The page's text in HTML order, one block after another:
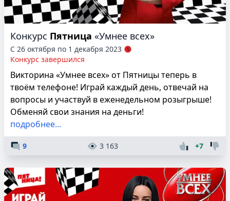
Конкурс Пятница «Умнее всех»
С 26 октября по 1 декабря 2023
Конкурс завершился
Викторина «Умнее всех» от Пятницы теперь в
твоём телефоне! Играй каждый день, отвечай на
вопросы и участвуй в еженедельном розыгрыше!
Обменяй свои знания на деньги!
подробнее...
9 3 163 +7